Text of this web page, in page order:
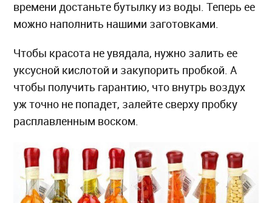
времени достаньте бутылку из воды. Теперь ее
можно наполнить нашими заготовками.
Чтобы красота не увядала, нужно залить ее
уксусной кислотой и закупорить пробкой. А
чтобы получить гарантию, что внутрь воздух
уж точно не попадет, залейте сверху пробку
расплавленным воском.